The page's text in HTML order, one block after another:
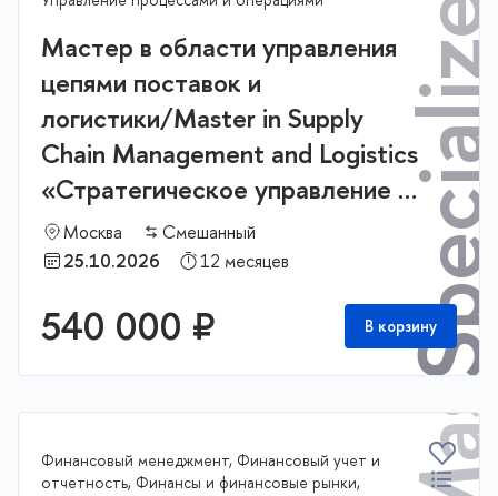
Мастер в области управления
цепями поставок и
логистики/Master in Supply
Chain Management and Logistics
«Стратегическое управление и
бизнес аналитика в логистике и
цепях поставок»
Москва
Смешанный
25.10.2026
12 месяцев
540 000 ₽ В корзину
Финансовый менеджмент, Финансовый учет и
отчетность, Финансы и финансовые рынки,